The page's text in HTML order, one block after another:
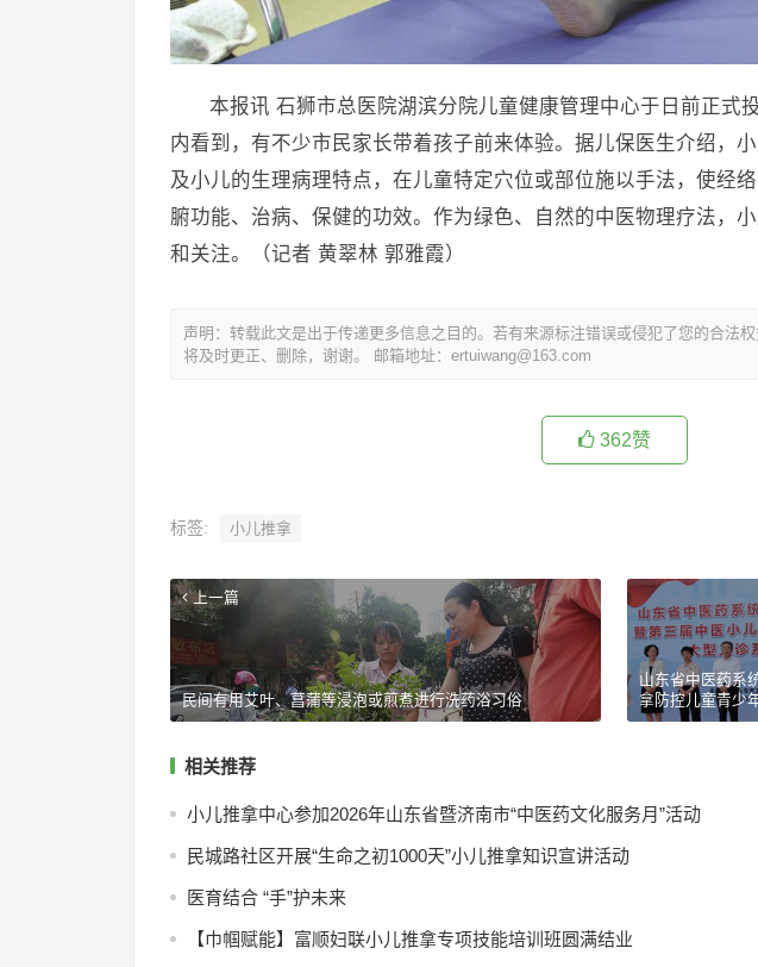
本报讯 石狮市总医院湖滨分院儿童健康管理中心于日前正式
内看到，有不少市民家长带着孩子前来体验。据儿保医生介绍，
及小儿的生理病理特点，在儿童特定穴位或部位施以手法，使经
腑功能、治病、保健的功效。作为绿色、自然的中医物理疗法，
和关注。（记者 黄翠林 郭雅霞）
声明：转载此文是出于传递更多信息之目的。若有来源标注错误或侵犯了您的合法
将及时更正、删除，谢谢。 邮箱地址：ertuiwang@163.com
362赞
标签: 小儿推拿
上一篇
民间有用艾叶、菖蒲等浸泡或煎煮进行洗药浴习俗
山东省中医药系
拿防控儿童青少
相关推荐
小儿推拿中心参加2026年山东省暨济南市“中医药文化服务月”活动
民城路社区开展“生命之初1000天”小儿推拿知识宣讲活动
医育结合 “手”护未来
【巾帼赋能】富顺妇联小儿推拿专项技能培训班圆满结业